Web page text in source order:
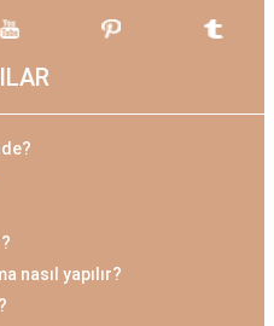
nasıl yapılır?